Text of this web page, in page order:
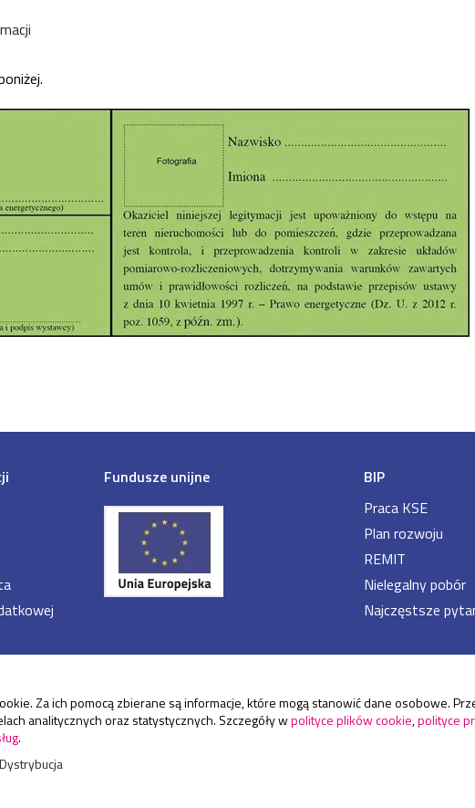
Fundusze unijne
BIP
Praca KSE
Plan rozwoju
REMIT
Nielegalny pobór
Najczęstsze
Za ich pomocą zbierane są informacje, które mogą stanowić dane osobowe.
analitycznych oraz statystycznych. Szczegóły wpolityce plików cookie,polityce
.